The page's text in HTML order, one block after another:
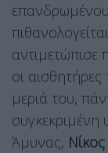
οι
μεριά του,
Άμυνας,